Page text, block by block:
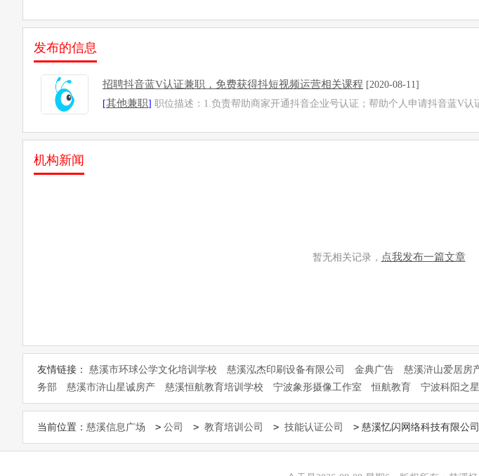
发布的信息
招聘抖音蓝V认证兼职，免费获得抖短视频运营相关课程 [2020-08-11]
[其他兼职] 职位描述：1.负责帮助商家开通抖音企业号认证；帮助个人申请抖音蓝V
机构新闻
暂无相关记录， 点我发布一篇文章
友情链接： 慈溪市环球公学文化培训学校 慈溪泓杰印刷设备有限公司 金典广告 慈溪浒山爱居房
务部
慈溪市浒山星诚房产 慈溪恒航教育培训学校 宁波象形摄像工作室 恒航教育 宁波科阳之
当前位置： 慈溪信息广场 > 公司 > 教育培训公司 > 技能认证公司 > 慈溪忆闪网络科技有限公司